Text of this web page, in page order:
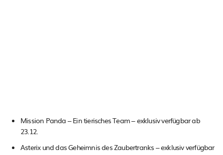
Mission Panda – Ein tierisches Team – exklusiv verfügbar ab
23.12.
Asterix und das Geheimnis des Zaubertranks – exklusiv verfügbar